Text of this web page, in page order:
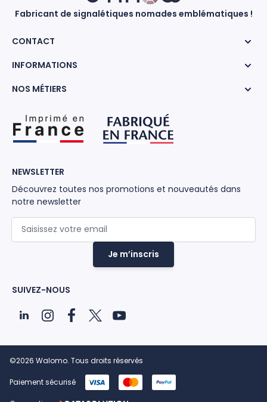
Fabricant de signalétiques nomades emblématiques !
CONTACT
INFORMATIONS
NOS MÉTIERS
NEWSLETTER
Découvrez toutes nos promotions et nouveautés dans
notre newsletter
Je m’inscris
SUIVEZ-NOUS
©2026 Walomo. Tous droits réservés
Paiement sécurisé